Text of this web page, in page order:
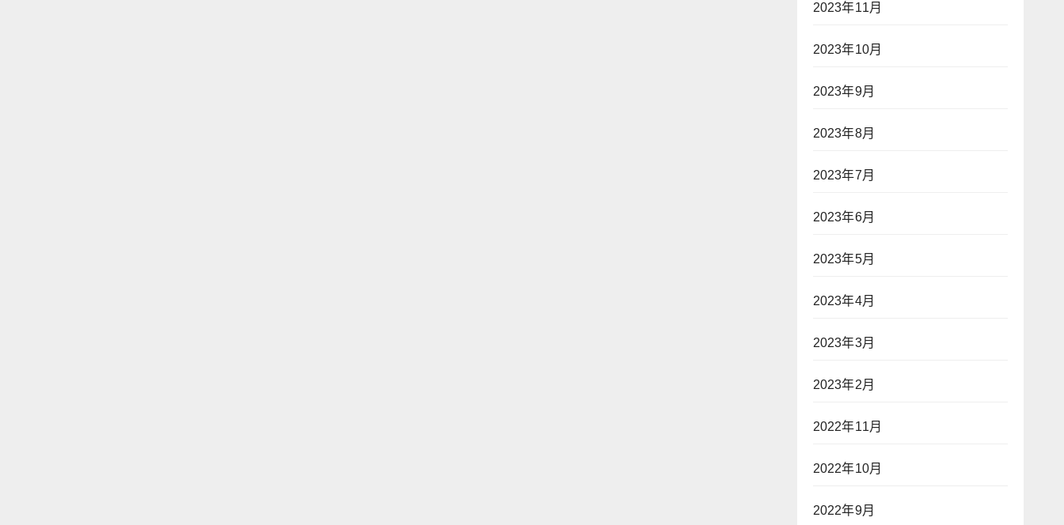
2023年11月
2023年10月
2023年9月
2023年8月
2023年7月
2023年6月
2023年5月
2023年4月
2023年3月
2023年2月
2022年11月
2022年10月
2022年9月